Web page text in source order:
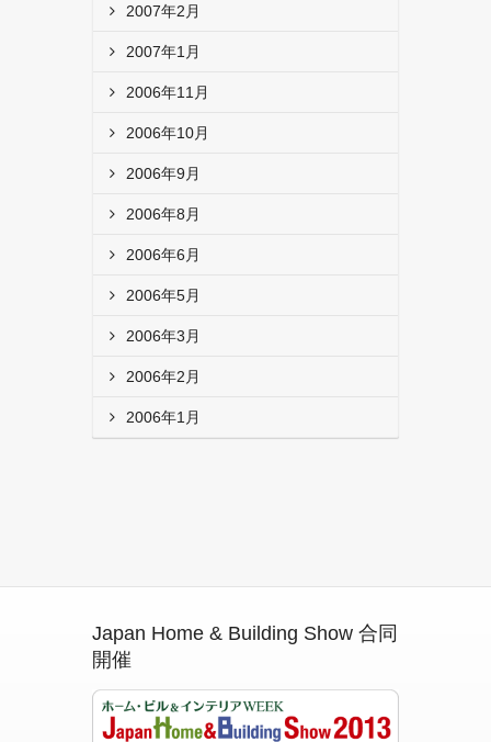
2007年2月
2007年1月
2006年11月
2006年10月
2006年9月
2006年8月
2006年6月
2006年5月
2006年3月
2006年2月
2006年1月
Japan Home & Building Show 合同
開催